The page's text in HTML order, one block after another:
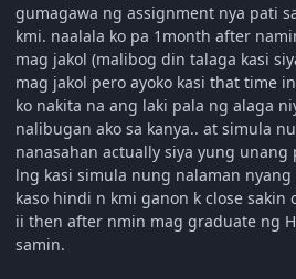
gumagawa ng assignment nya pati
kmi. naalala ko pa 1month after
mag jakol (malibog din talaga kasi
mag jakol pero ayoko kasi that time
ko nakita na ang laki pala ng alaga
nalibugan ako sa kanya.. at simula
nanasahan actually siya yung unang
lng kasi simula nung nalaman nyang
kaso hindi n kmi ganon k close sakin
ii then after nmin mag graduate ng
samin.